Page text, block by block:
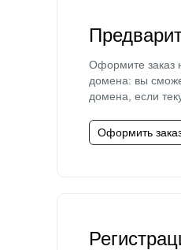
Оформите заказ
домена: вы
домена, если
Оформить